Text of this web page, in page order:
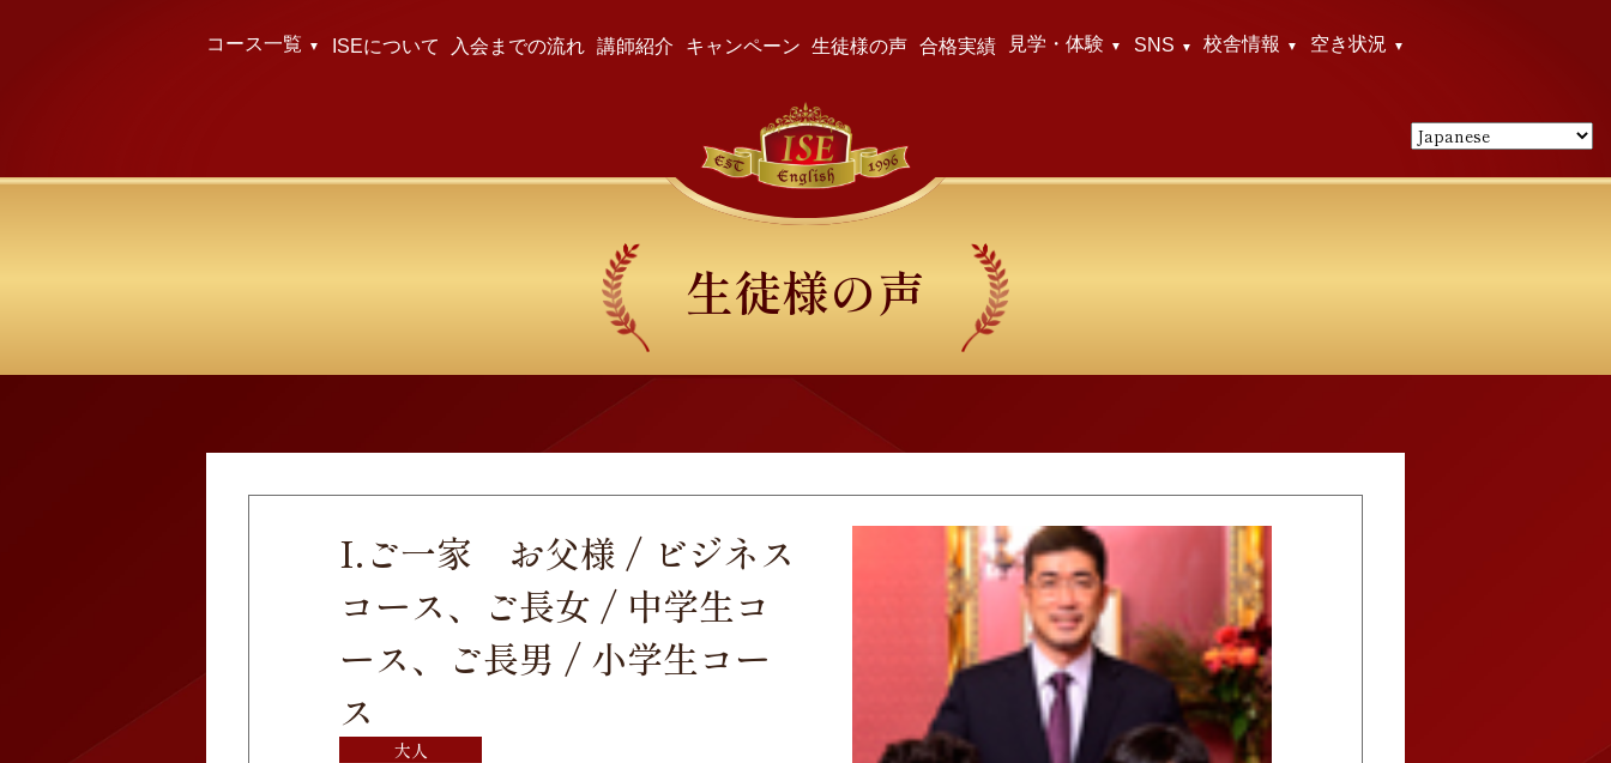
コース一覧 ISEについて 入会までの流れ 講師紹介 キャンペーン 生徒様の声 合格実績 見学・体験 SNS 校舎情報 空き状況
生徒様の声
I.ご一家 お父様 / ビジネス
コース、ご長女 / 中学生コ
ース、ご長男 / 小学生コー
ス
大人